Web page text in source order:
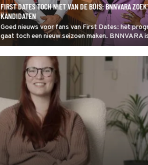
FIRST DATES TOCH NIET VAN DE BUIS: BNNVARA
KANDIDATEN
Goed nieuws voor fans van First Dates: het
gaat toch een nieuw seizoen maken. BNNVARA
naar kandidaten voor het nieuwe seizoen, dat
thema krijgt én een nieuwe naam: First Dates